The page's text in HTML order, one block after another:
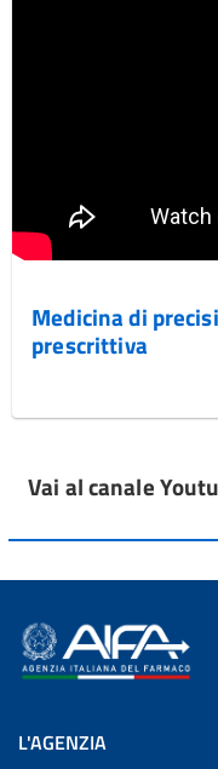
Medicina di
prescrittiva
Vai al canale
L'AGENZIA